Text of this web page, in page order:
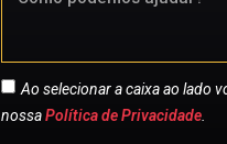
Ao selecionar a caixa ao lado
nossaPolítica de Privacidade